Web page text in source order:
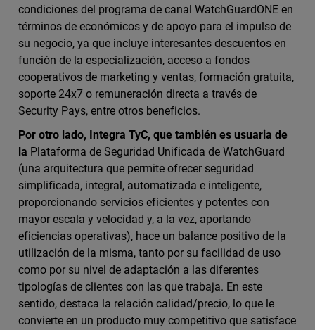
condiciones del programa de canal WatchGuardONE en
términos de económicos y de apoyo para el impulso de
su negocio, ya que incluye interesantes descuentos en
función de la especialización, acceso a fondos
cooperativos de marketing y ventas, formación gratuita,
soporte 24x7 o remuneración directa a través de
Security Pays, entre otros beneficios.
Por otro lado, Integra TyC, que también es usuaria de
la Plataforma de Seguridad Unificada de WatchGuard
(una arquitectura que permite ofrecer seguridad
simplificada, integral, automatizada e inteligente,
proporcionando servicios eficientes y potentes con
mayor escala y velocidad y, a la vez, aportando
eficiencias operativas), hace un balance positivo de la
utilización de la misma, tanto por su facilidad de uso
como por su nivel de adaptación a las diferentes
tipologías de clientes con las que trabaja. En este
sentido, destaca la relación calidad/precio, lo que le
convierte en un producto muy competitivo que satisface